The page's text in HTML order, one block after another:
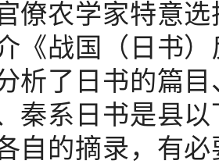
僚农学家特意
《战国（日书
析了日书的篇
秦系日书是县
自的摘录，有